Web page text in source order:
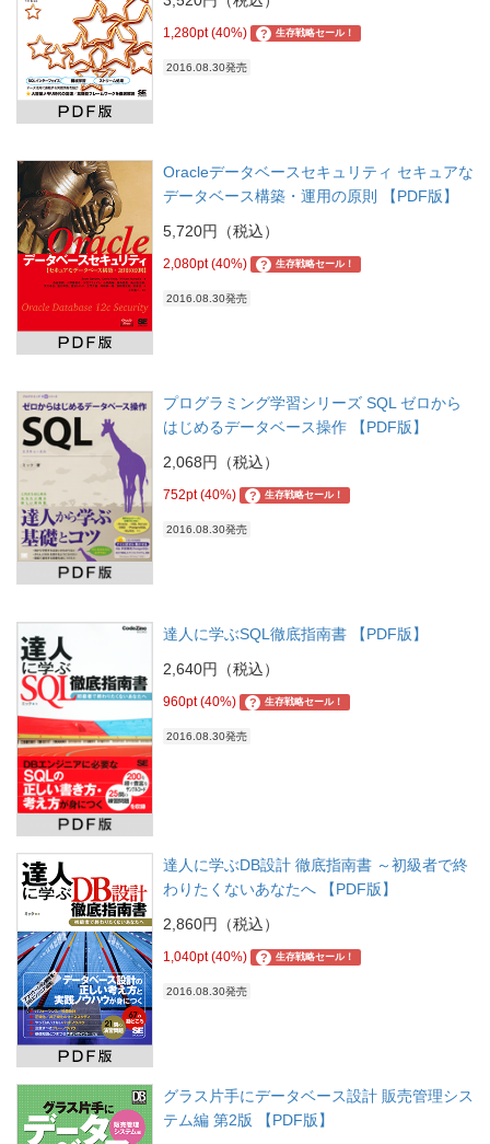
1,280pt (40%) ? 生存戦略セール！
2016.08.30発売
Oracleデータベースセキュリティ セキュアな
データベース構築・運用の原則 【PDF版】
5,720円（税込）
2,080pt (40%) ? 生存戦略セール！
2016.08.30発売
プログラミング学習シリーズ SQL ゼロから
はじめるデータベース操作 【PDF版】
2,068円（税込）
752pt (40%) ? 生存戦略セール！
2016.08.30発売
達人に学ぶSQL徹底指南書 【PDF版】
2,640円（税込）
960pt (40%) ? 生存戦略セール！
2016.08.30発売
達人に学ぶDB設計 徹底指南書 ～初級者で終
わりたくないあなたへ 【PDF版】
2,860円（税込）
1,040pt (40%) ? 生存戦略セール！
2016.08.30発売
グラス片手にデータベース設計 販売管理シス
テム編 第2版 【PDF版】